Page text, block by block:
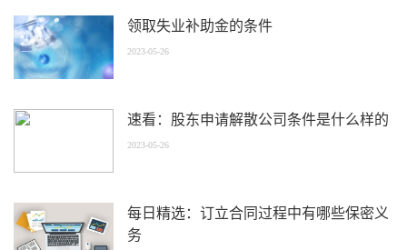
领取失业补助金的条件
2023-05-26
速看：股东申请解散公司条件是什么样的
2023-05-26
每日精选：订立合同过程中有哪些保密义
务